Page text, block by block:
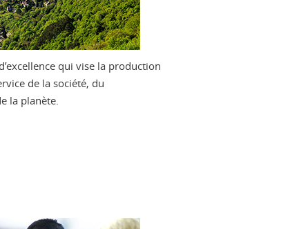
qui vise la production
de la société, du
la planète.